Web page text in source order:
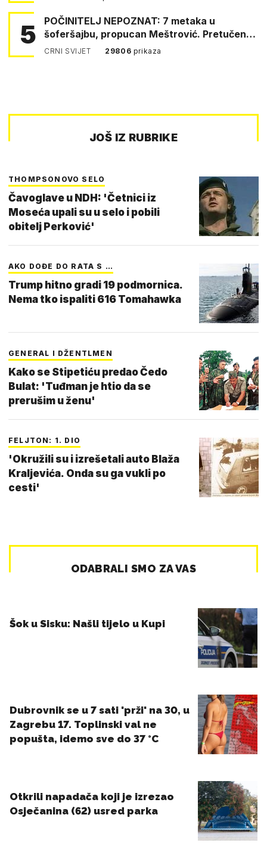
5
POČINITELJ NEPOZNAT: 7 metaka u
šoferšajbu, propucan Meštrović. Pretučen
Pejin
CRNI SVIJET 29806 prikaza
JOŠ IZ RUBRIKE
THOMPSONOVO SELO
Čavoglave u NDH: 'Četnici iz
Moseća upali su u selo i pobili
obitelj Perković'
AKO DOĐE DO RATA S …
Trump hitno gradi 19 podmornica.
Nema tko ispaliti 616 Tomahawka
GENERAL I DŽENTLMEN
Kako se Stipetiću predao Čedo
Bulat: 'Tuđman je htio da se
prerušim u ženu'
FELJTON: 1. DIO
'Okružili su i izrešetali auto Blaža
Kraljevića. Onda su ga vukli po
cesti'